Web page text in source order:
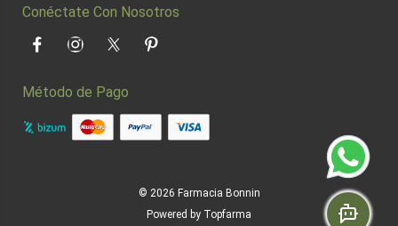
Conéctate Con Nosotros
FacebookInstagramTwitter Pinterest
Método de Pago
© 2026 Farmacia Bonnin
Powered by Topfarma